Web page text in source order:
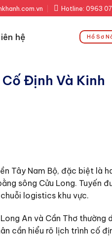
Hotline: 0963
hệ Hồ Sơ
Định Và Kinh
Tây Nam Bộ, đặc biệt là
sông Cửu Long. Tuyến
logistics khu vực.
An và Cần Thơ thường
cần hiểu rõ lịch trình cố